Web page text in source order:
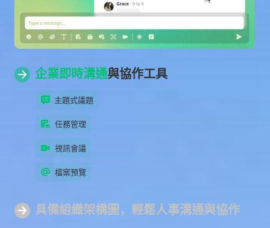
企業即時溝通與協作工具
主題式議題
任務管理
視訊會議
檔案預覽
具備組織架構圖，輕鬆人事溝通與協作